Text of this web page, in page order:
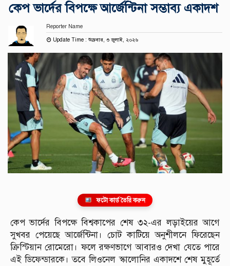
কেপ ভার্দের বিপক্ষে আর্জেন্টিনা সম্ভাব্য একাদশ
Reporter Name
Update Time : শুক্রবার, ৩ জুলাই, ২০২৬
ফটো কার্ড তৈরি করুন
কেপ ভার্দের বিপক্ষে বিশ্বকাপের শেষ ৩২-এর লড়াইয়ের আগে
সুখবর পেয়েছে আর্জেন্টিনা। চোট কাটিয়ে অনুশীলনে ফিরেছেন
ক্রিস্টিয়ান রোমেরো। ফলে রক্ষণভাগে আবারও দেখা যেতে পারে
এই ডিফেন্ডারকে। তবে লিওনেল স্কালোনির একাদশে শেষ মুহূর্তে